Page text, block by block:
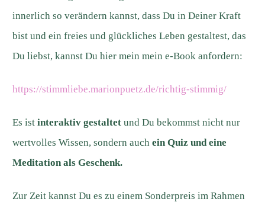
innerlich so verändern kannst, dass Du in Deiner Kraft
bist und ein freies und glückliches Leben gestaltest, das
Du liebst, kannst Du hier mein mein e-Book anfordern:
https://stimmliebe.marionpuetz.de/richtig-stimmig/
Es ist interaktiv gestaltet und Du bekommst nicht nur
wertvolles Wissen, sondern auch ein Quiz und eine
Meditation als Geschenk.
Zur Zeit kannst Du es zu einem Sonderpreis im Rahmen